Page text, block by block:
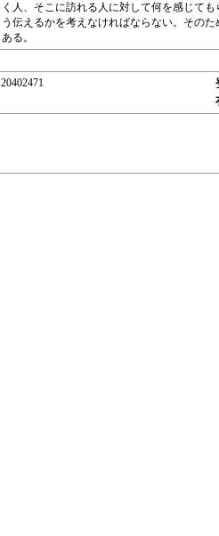
く人、そこに訪れる人に対して何を感じて
う伝えるかを考えなければならない。その
ある。
20402471